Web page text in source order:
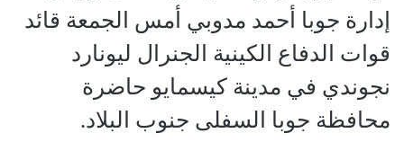
إدارة جوبا أحمد مدوبي أمس الجمعة قائد
قوات الدفاع الكينية الجنرال ليونارد
نجوندي في مدينة كيسمايو حاضرة
محافظة جوبا السفلى جنوب البلاد.